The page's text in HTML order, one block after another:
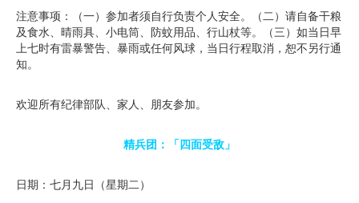
注意事项：（一）参加者须自行负责个人安全。（二）请自备干粮
及食水、晴雨具、小电筒、防蚊用品、行山杖等。（三）如当日早
上七时有雷暴警告、暴雨或任何风球，当日行程取消，恕不另行通
知。
欢迎所有纪律部队、家人、朋友参加。
精兵团：「四面受敌」
日期：七月九日（星期二）